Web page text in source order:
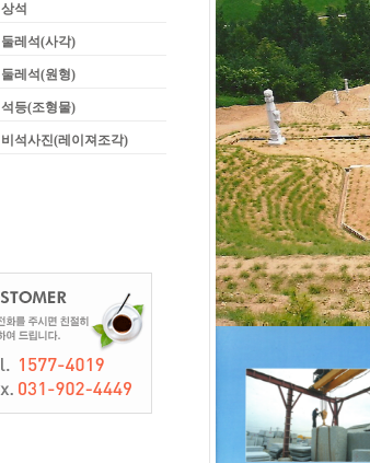
상석
둘레석(사각)
둘레석(원형)
석등(조형물)
비석사진(레이져조각)